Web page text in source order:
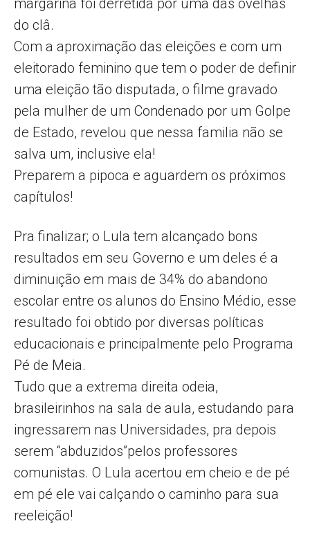
margarina foi derretida por uma das ovelhas
do clâ.
Com a aproximação das eleições e com um
eleitorado feminino que tem o poder de definir
uma eleição tão disputada, o filme gravado
pela mulher de um Condenado por um Golpe
de Estado, revelou que nessa familia não se
salva um, inclusive ela!
Preparem a pipoca e aguardem os próximos
capítulos!
Pra finalizar; o Lula tem alcançado bons
resultados em seu Governo e um deles é a
diminuição em mais de 34% do abandono
escolar entre os alunos do Ensino Médio, esse
resultado foi obtido por diversas políticas
educacionais e principalmente pelo Programa
Pé de Meia.
Tudo que a extrema direita odeia,
brasileirinhos na sala de aula, estudando para
ingressarem nas Universidades, pra depois
serem “abduzidos”pelos professores
comunistas. O Lula acertou em cheio e de pé
em pé ele vai calçando o caminho para sua
reeleição!